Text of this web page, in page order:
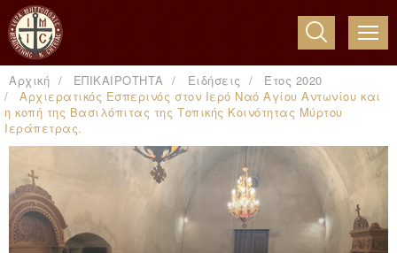
Αρχική ΕΠΙΚΑΙΡΟΤΗΤΑ Ειδήσεις
Έτος 2020
Αρχιερατικός Εσπερινός στον Ιερό Ναό Αγίου Αντωνίου και
η κοπή της Βασιλόπιτας της Τοπικής Κοινότητας Μύρτου
Ιεράπετρας.